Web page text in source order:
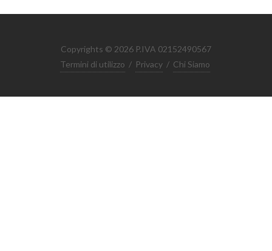
Copyrights © 2026 P.IVA 02152490567
Termini di utilizzo / Privacy / Chi Siamo